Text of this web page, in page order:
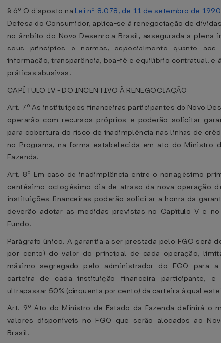
§ 6º O disposto na Lei nº 8.078, de 11 de setembro de 1990
Defesa do Consumidor, aplica-se à renegociação de
no âmbito do Novo Desenrola Brasil, assegurada a plena
seus princípios e normas, especialmente quanto aos
informação, transparência, boa-fé e equilíbrio contratual, e
práticas abusivas.
CAPÍTULO IV - DO INCENTIVO À RENEGOCIAÇÃO
Art. 7º As instituições financeiras participantes do Novo
operarão com recursos próprios e poderão solicitar
para cobertura do risco de inadimplência nas linhas de
no Programa, na forma estabelecida em ato do Ministro
Fazenda.
Art. 8º Em caso de inadimplência entre o nonagésimo
centésimo octogésimo dia de atraso da nova operação
instituições financeiras poderão solicitar a honra da
deverão adotar as medidas previstas no Capítulo V e
Fundo.
Parágrafo único. A garantia a ser prestada pelo FGO será
por cento) do valor do principal de cada operação,
máximo segregado pelo administrador do FGO para
carteira de cada instituição financeira participante, e
ultrapassar 50% (cinquenta por cento) da carteira à qual
Art. 9º Ato do Ministro de Estado da Fazenda definirá o
valores disponíveis no FGO que serão alocados ao
Brasil.